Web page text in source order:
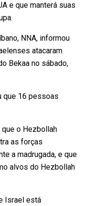
e que manterá suas
NNA, informou
atacaram
Bekaa no sábado,
que 16 pessoas
o Hezbollah
as forças
a madrugada, e que
alvos do Hezbollah
Israel está